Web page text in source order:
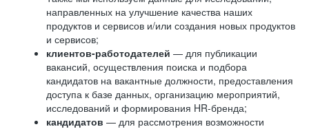
направленных на улучшение качества наших
продуктов и сервисов и/или создания новых продуктов
и сервисов;
клиентов-работодателей — для публикации
вакансий, осуществления поиска и подбора
кандидатов на вакантные должности, предоставления
доступа к базе данных, организацию мероприятий,
исследований и формирования HR-бренда;
кандидатов — для рассмотрения возможности